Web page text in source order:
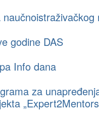
godine DAS
Info dana
za